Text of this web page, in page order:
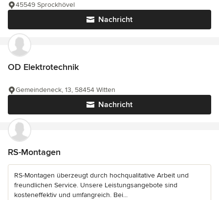
Nachricht
45549 Sprockhövel
OD Elektrotechnik
Nachricht
Gemeindeneck, 13, 58454 Witten
RS-Montagen
RS-Montagen überzeugt durch hochqualitative Arbeit und
freundlichen Service. Unsere Leistungsangebote sind
kosteneffektiv und umfangreich. Bei...